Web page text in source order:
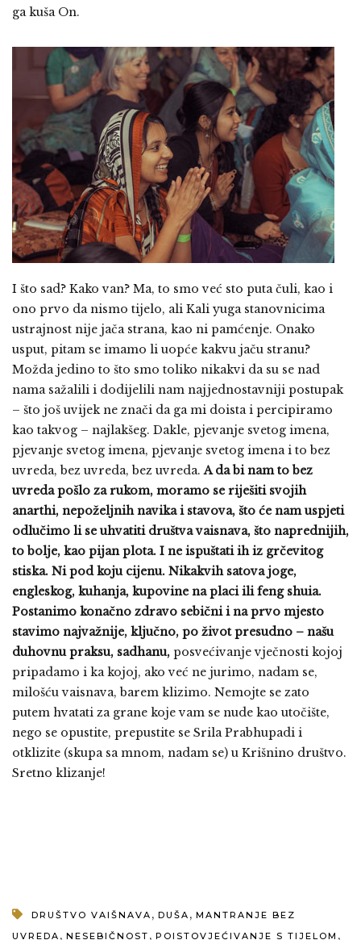
ga kuša On.
I što sad? Kako van? Ma, to smo već sto puta čuli, kao i
ono prvo da nismo tijelo, ali Kali yuga stanovnicima
ustrajnost nije jača strana, kao ni pamćenje. Onako
usput, pitam se imamo li uopće kakvu jaču stranu?
Možda jedino to što smo toliko nikakvi da su se nad
nama sažalili i dodijelili nam najjednostavniji postupak
– što još uvijek ne znači da ga mi doista i percipiramo
kao takvog – najlakšeg. Dakle, pjevanje svetog imena,
pjevanje svetog imena, pjevanje svetog imena i to bez
uvreda, bez uvreda, bez uvreda.A da bi nam to bez
uvreda pošlo za rukom, moramo se riješiti svojih
anarthi, nepoželjnih navika i stavova, što će nam uspjeti
odlučimo li se uhvatiti društva vaisnava, što naprednijih,
to bolje, kao pijan plota. I ne ispuštati ih iz grčevitog
stiska. Ni pod koju cijenu. Nikakvih satova joge,
engleskog, kuhanja, kupovine na placi ili feng shuia.
Postanimo konačno zdravo sebični i na prvo mjesto
stavimo najvažnije, ključno, po život presudno – našu
duhovnu praksu, sadhanu, posvećivanje vječnosti kojoj
pripadamo i ka kojoj, ako već ne jurimo, nadam se,
milošću vaisnava, barem klizimo. Nemojte se zato
putem hvatati za grane koje vam se nude kao utočište,
nego se opustite, prepustite se Srila Prabhupadi i
otklizite (skupa sa mnom, nadam se) u Krišnino društvo.
Sretno klizanje!
DRUŠTVO VAIŠNAVA , DUŠA , MANTRANJE BEZ
UVREDA , NESEBIČNOST , POISTOVJEĆIVANJE S TIJELOM ,